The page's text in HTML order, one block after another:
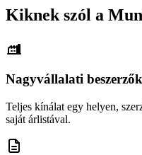
Kiknek szól a
Nagyvállalati beszerzők
Teljes kínálat egy helyen,
saját árlistával.